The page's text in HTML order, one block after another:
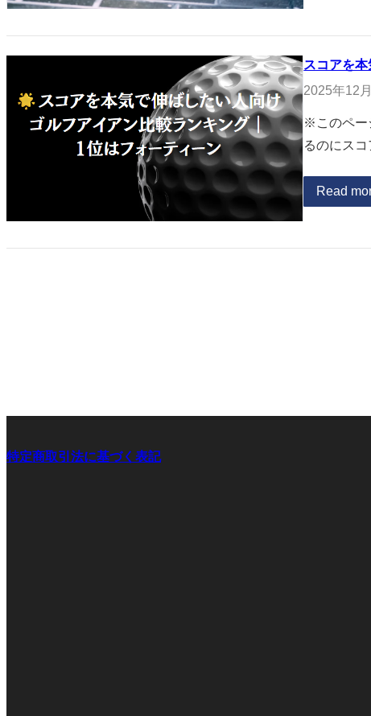
スコアを
2025年12
※このペー
るのにス
Read
特定商取引法に基づく表記